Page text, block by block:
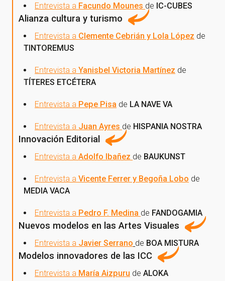
¡Gracias por suscribirte a
¡Gracias por suscribirte a nuestra newsletter!
Ir a la home
Entrevista a Facundo Mounes de IC-CUBES
Alianza cultura y turismo
Entrevista a Clemente Cebrián y Lola López de
TINTOREMUS
Entrevista aYanisbel Victoria Martínez de
TÍTERES ETCÉTERA
Entrevista a Pepe Pisa de LA NAVE VA
Entrevista a Juan Ayres de HISPANIA NOSTRA
Innovación Editorial
Entrevista aAdolfo Ibañez de BAUKUNST
Entrevista a Vicente Ferrer y Begoña Lobo de
MEDIA VACA
Entrevista a Pedro F. Medina de FANDOGAMIA
Nuevos modelos en las Artes Visuales
Entrevista a Javier Serrano de BOA MISTURA
Modelos innovadores de las ICC
Entrevista a María Aizpuru deALOKA